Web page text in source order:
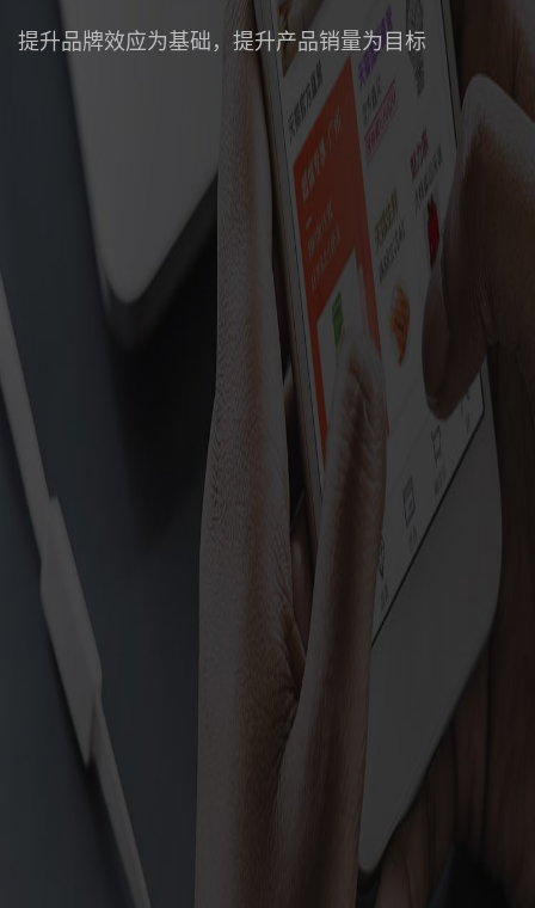
提升品牌效应为基础，提升产品销量为目标